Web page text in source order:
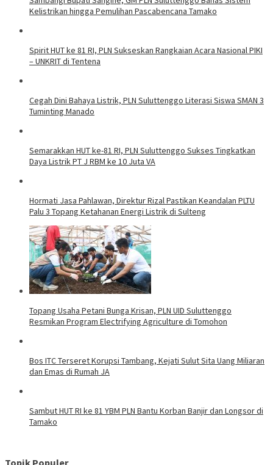
Kelistrikan hingga Pemulihan Pascabencana Tamako
Spirit HUT ke 81 RI, PLN Sukseskan Rangkaian Acara Nasional PIKI
– UNKRIT di Tentena
Cegah Dini Bahaya Listrik, PLN Suluttenggo Literasi Siswa SMAN 3
Tuminting Manado
Semarakkan HUT ke-81 RI, PLN Suluttenggo Sukses Tingkatkan
Daya Listrik PT J RBM ke 10 Juta VA
Hormati Jasa Pahlawan, Direktur Rizal Pastikan Keandalan PLTU
Palu 3 Topang Ketahanan Energi Listrik di Sulteng
Topang Usaha Petani Bunga Krisan, PLN UID Suluttenggo
Resmikan Program Electrifying Agriculture di Tomohon
Bos ITC Terseret Korupsi Tambang, Kejati Sulut Sita Uang Miliaran
dan Emas di Rumah JA
Sambut HUT RI ke 81 YBM PLN Bantu Korban Banjir dan Longsor di
Tamako
Topik Populer